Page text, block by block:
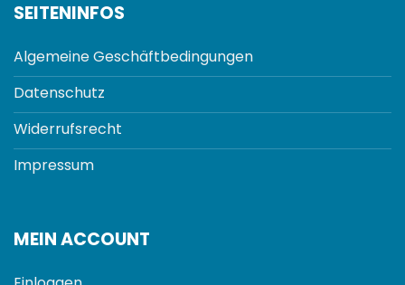
SEITENINFOS
Algemeine Geschäftbedingungen
Datenschutz
Widerrufsrecht
Impressum
MEIN ACCOUNT